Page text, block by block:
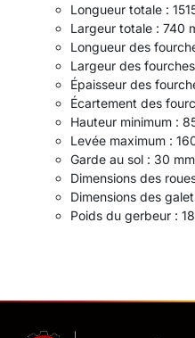
Longueur totale :
Largeur totale : 740
Longueur des
Largeur des
Épaisseur des
Écartement des
Hauteur minimum :
Levée maximum :
Garde au sol : 30 mm
Dimensions des
Dimensions des
Poids du gerbeur :